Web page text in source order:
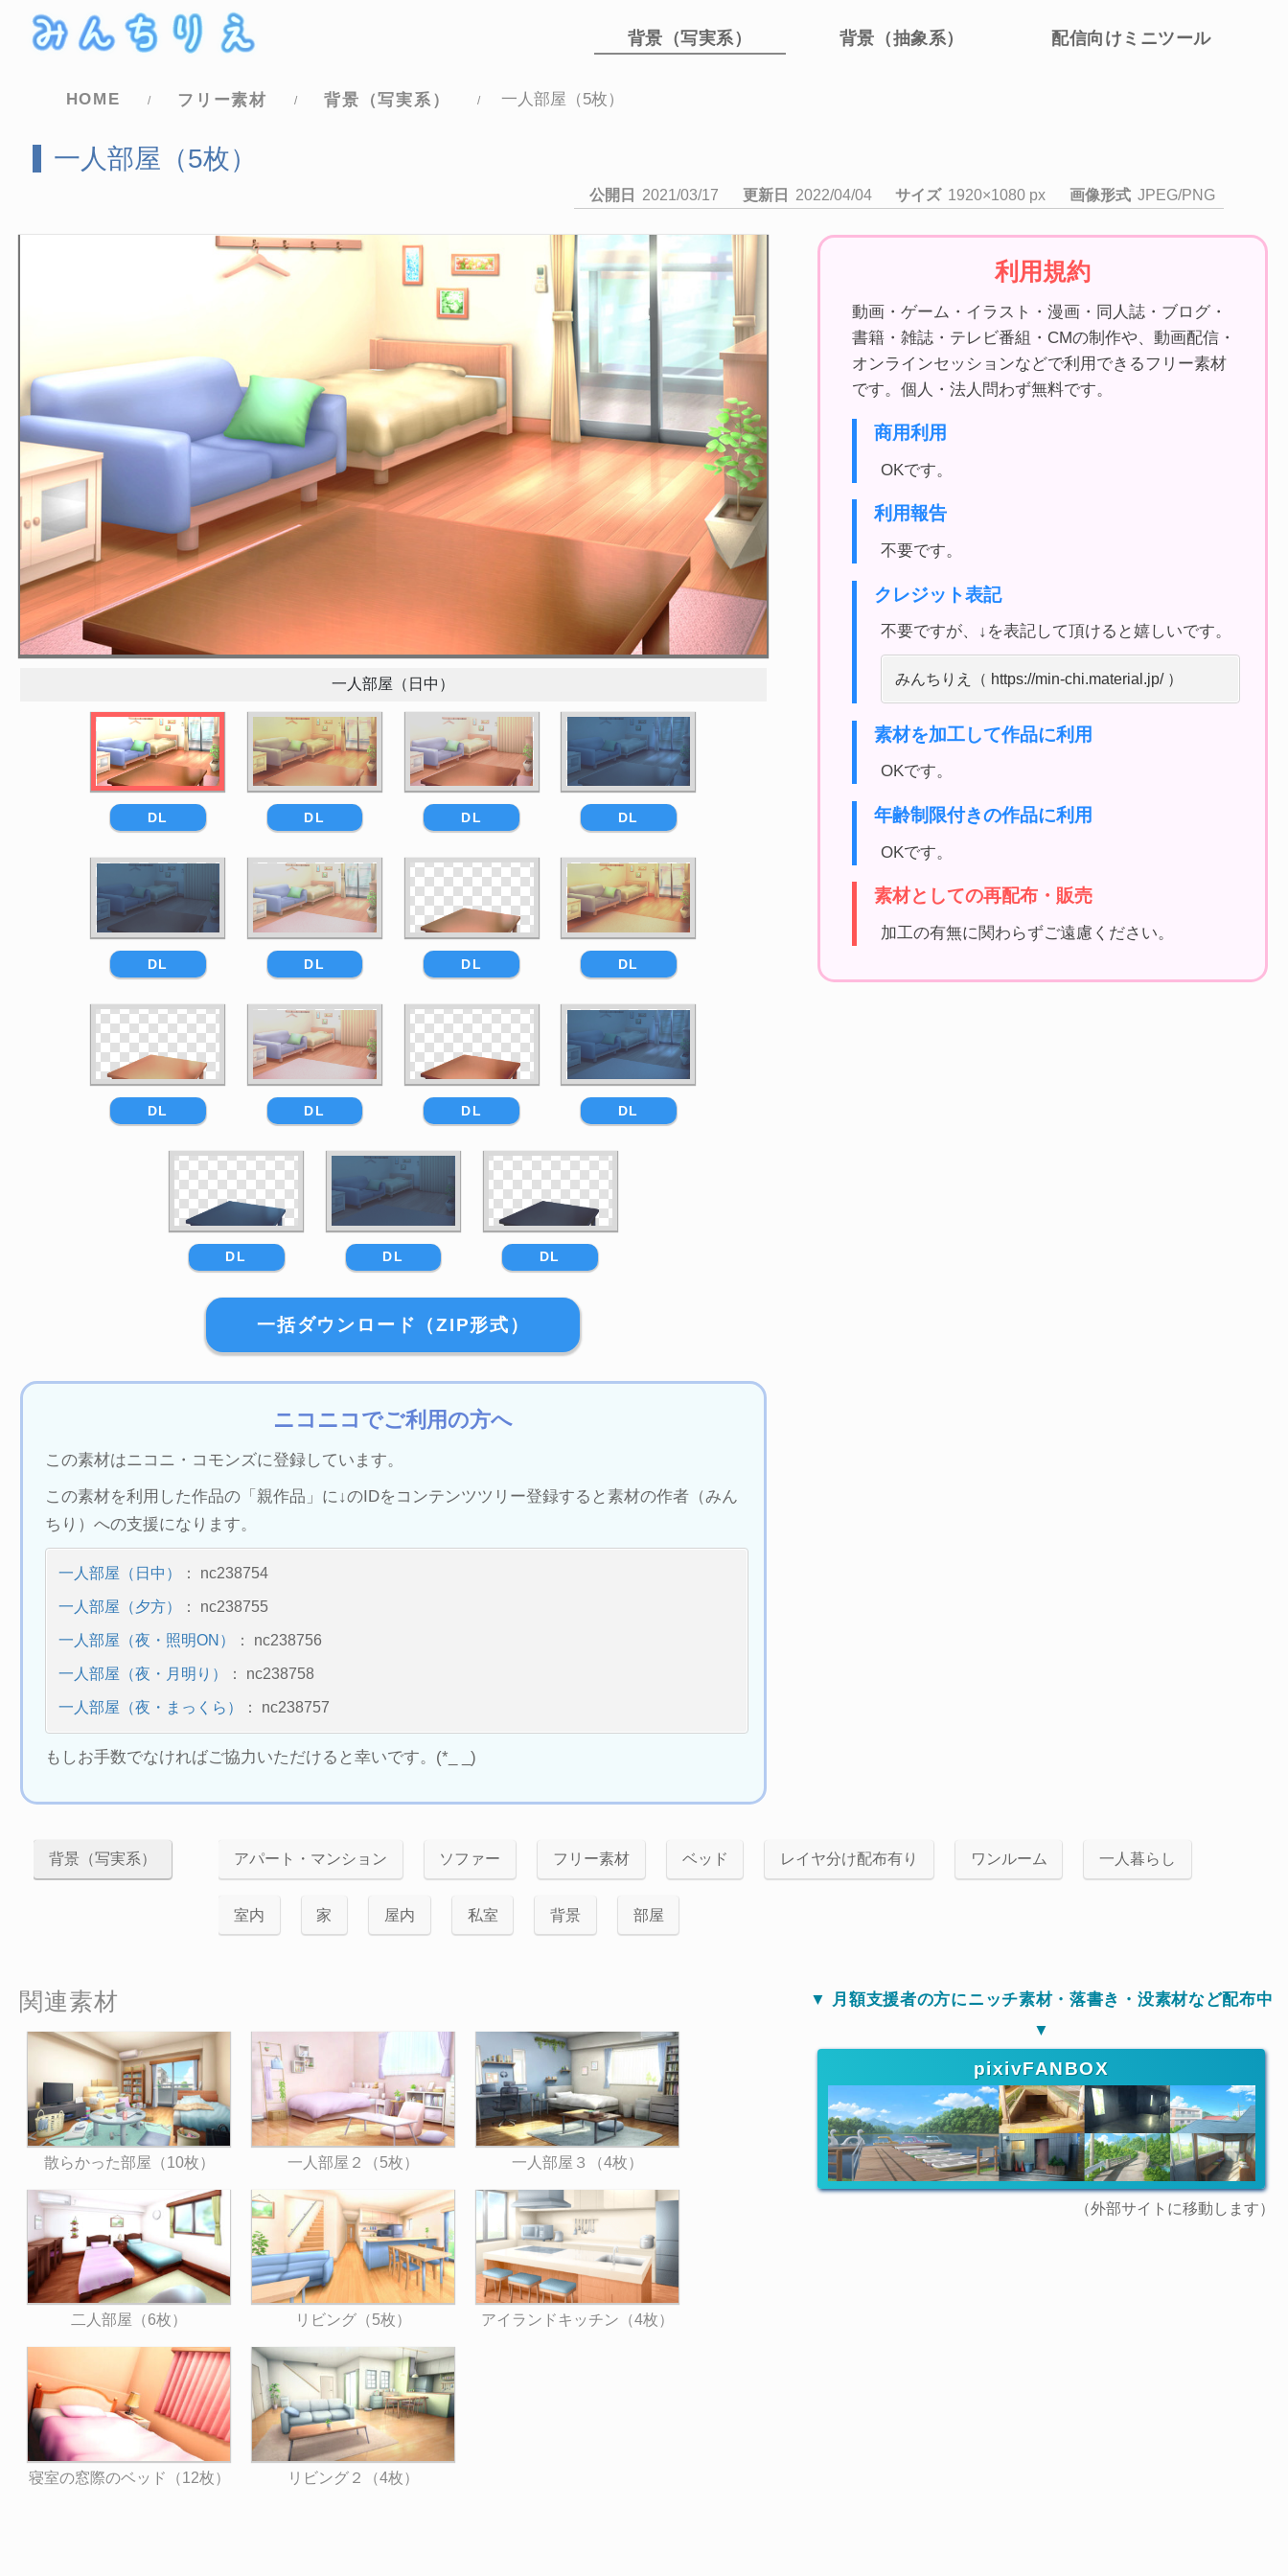
背景（写実系） 背景（抽象系） 配信向けミニツール
HOME フリー素材 背景（写実系） 一人部屋（5枚）
一人部屋（5枚）
公開日 2021/03/17 更新日 2022/04/04 サイズ 1920×1080 px 画像形式 JPEG/PNG
一人部屋（日中）
DL DL DL DL
DL DL DL DL
DL DL DL DL
DL DL DL
一括ダウンロード（ZIP形式）
利用規約
動画・ゲーム・イラスト・漫画・同人誌・ブログ・
書籍・雑誌・テレビ番組・CMの制作や、動画配信・
オンラインセッションなどで利用できるフリー素材
です。個人・法人問わず無料です。
商用利用
OKです。
利用報告
不要です。
クレジット表記
不要ですが、↓を表記して頂けると嬉しいです。
みんちりえ（ https://min-chi.material.jp/ ）
素材を加工して作品に利用
OKです。
年齢制限付きの作品に利用
OKです。
素材としての再配布・販売
加工の有無に関わらずご遠慮ください。
ニコニコでご利用の方へ
この素材はニコニ・コモンズに登録しています。
この素材を利用した作品の「親作品」に↓のIDをコンテンツツリー登録すると素材の作者（みん
ちり）への支援になります。
一人部屋（日中） ： nc238754
一人部屋（夕方） ： nc238755
一人部屋（夜・照明ON） ： nc238756
一人部屋（夜・月明り） ： nc238758
一人部屋（夜・まっくら） ： nc238757
もしお手数でなければご協力いただけると幸いです。(*_ _)
背景（写実系） アパート・マンション ソファー フリー素材 ベッド レイヤ分け配布有り ワンルーム 一人暮らし
室内 家 屋内 私室 背景 部屋
関連素材
散らかった部屋（10枚） 一人部屋２（5枚） 一人部屋３（4枚）
二人部屋（6枚） リビング（5枚） アイランドキッチン（4枚）
寝室の窓際のベッド（12枚） リビング２（4枚）
▼ 月額支援者の方にニッチ素材・落書き・没素材など配布中
▼
pixivFANBOX
（外部サイトに移動します）